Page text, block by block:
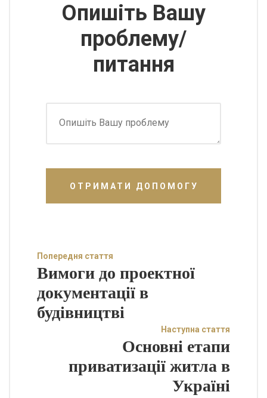
Опишіть Вашу
проблему/
питання
ОТРИМАТИ ДОПОМОГУ
Попередня стаття
Вимоги до проектної
документації в
будівництві
Наступна стаття
Основні етапи
приватизації житла в
Україні